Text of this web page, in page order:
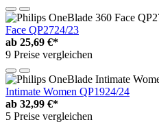
Face QP2724/23
ab 25,69 €*
9 Preise vergleichen
Intimate Women QP1924/24
ab 32,99 €*
5 Preise vergleichen